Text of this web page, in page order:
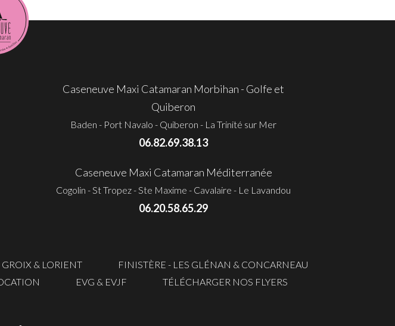
Caseneuve Maxi Catamaran Morbihan - Golfe et
Quiberon
Baden - Port Navalo - Quiberon - La Trinité sur Mer
06.82.69.38.13
Caseneuve Maxi Catamaran Méditerranée
Cogolin - St Tropez - Ste Maxime - Cavalaire - Le Lavandou
06.20.58.65.29
& LORIENT
FINISTÈRE - LES GLÉNAN & CONCARNEAU
EVG & EVJF TÉLÉCHARGER NOS FLYERS